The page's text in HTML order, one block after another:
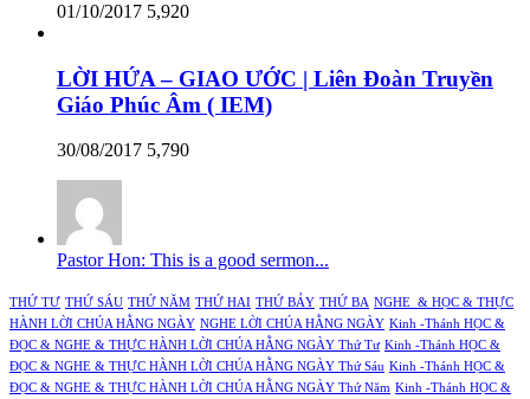
01/10/2017 5,920
LỜI HỨA – GIAO ƯỚC | Liên Đoàn Truyền
Giáo Phúc Âm ( IEM)
30/08/2017 5,790
Pastor Hon: This is a good sermon...
THỨ TƯ THỨ SÁU THỨ NĂM THỨ HAI THỨ BẢY THỨ BA NGHE & HỌC & THỰC
HÀNH LỜI CHÚA HẰNG NGÀY NGHE LỜI CHÚA HẰNG NGÀY Kinh -Thánh HỌC &
ĐỌC & NGHE & THỰC HÀNH LỜI CHÚA HẰNG NGÀY Thứ Tư Kinh -Thánh HỌC &
ĐỌC & NGHE & THỰC HÀNH LỜI CHÚA HẰNG NGÀY Thứ Sáu Kinh -Thánh HỌC &
ĐỌC & NGHE & THỰC HÀNH LỜI CHÚA HẰNG NGÀY Thứ Năm Kinh -Thánh HỌC &